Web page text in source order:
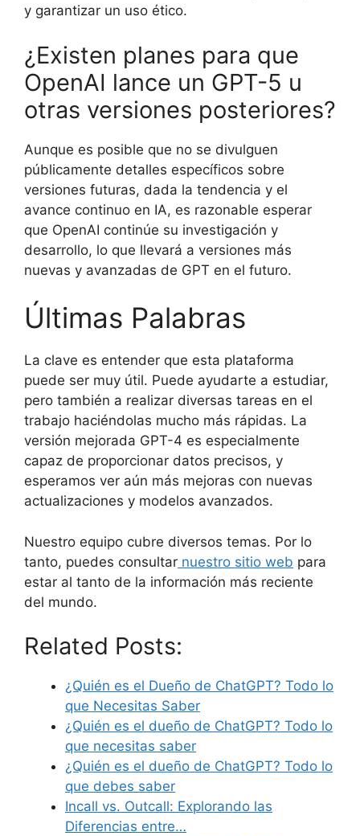
y garantizar un uso ético.
¿Existen planes para que
OpenAI lance un GPT-5 u
otras versiones posteriores?
Aunque es posible que no se divulguen
públicamente detalles específicos sobre
versiones futuras, dada la tendencia y el
avance continuo en IA, es razonable esperar
que OpenAI continúe su investigación y
desarrollo, lo que llevará a versiones más
nuevas y avanzadas de GPT en el futuro.
Últimas Palabras
La clave es entender que esta plataforma
puede ser muy útil. Puede ayudarte a estudiar,
pero también a realizar diversas tareas en el
trabajo haciéndolas mucho más rápidas. La
versión mejorada GPT-4 es especialmente
capaz de proporcionar datos precisos, y
esperamos ver aún más mejoras con nuevas
actualizaciones y modelos avanzados.
Nuestro equipo cubre diversos temas. Por lo
tanto, puedes consultar nuestro sitio web para
estar al tanto de la información más reciente
del mundo.
Related Posts:
¿Quién es el Dueño de ChatGPT? Todo lo
que Necesitas Saber
¿Quién es el dueño de ChatGPT? Todo lo
que necesitas saber
¿Quién es el dueño de ChatGPT? Todo lo
que debes saber
Incall vs. Outcall: Explorando las
Diferencias entre…